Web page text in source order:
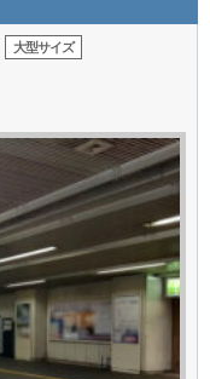
大型サイズ